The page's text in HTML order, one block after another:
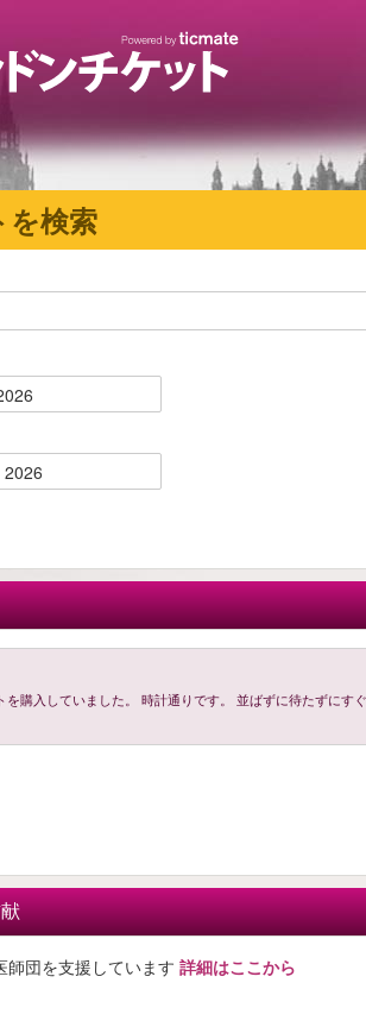
を検索
2026
を購入していました。 時計通りです。 並ばずに待たずにす
師団を支援しています 詳細はここから